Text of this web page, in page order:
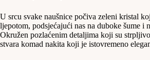
U srcu svake naušnice počiva zeleni kristal
ljepotom, podsjećajući nas na duboke šume i
Okružen pozlaćenim detaljima koji su
stvara komad nakita koji je istovremeno